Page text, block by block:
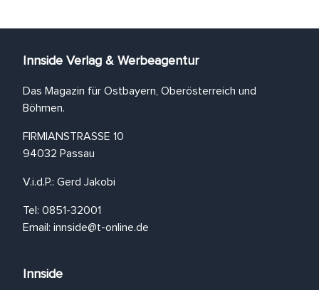
Innside Verlag & Werbeagentur
Das Magazin für Ostbayern, Oberösterreich und
Böhmen.
FIRMIANSTRASSE 10
94032 Passau
V.i.d.P.: Gerd Jakobi
Tel: 0851-32001
Email: innside@t-online.de
Innside